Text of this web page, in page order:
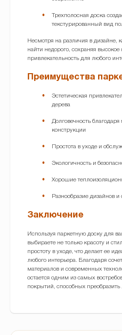
Трехполосная доска
текстурированный вид
Несмотря на различия в
найти недорого, сохраняя высокое
привлекательность для любого
Преимущества
Эстетическая
дерева
Долговечность
конструкции
Простота в уходе и
Экологичность и
Хорошие
Разнообразие дизайнов и
Заключение
Используя паркетную доску для
выбираете не только красоту и
простоту в уходе, что делает ее
любого интерьера. Благодаря
материалов и современных
остается одним из самых
покрытий, способных преобразить